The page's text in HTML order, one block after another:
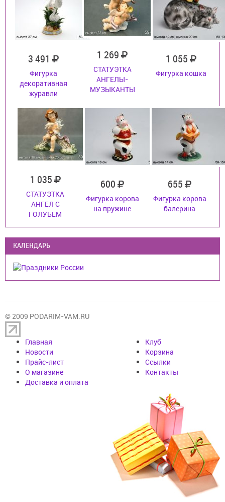
3 491
Фигурка
декоративная
журавли
1 269
СТАТУЭТКА
АНГЕЛЫ-
МУЗЫКАНТЫ
1 055
Фигурка кошка
1 035
СТАТУЭТКА
АНГЕЛ С
ГОЛУБЕМ
600
Фигурка корова
на пружине
655
Фигурка корова
балерина
КАЛЕНДАРЬ
© 2009 PODARIM-VAM.RU
Главная
Новости
Прайс-лист
О магазине
Доставка и оплата
Клуб
Корзина
Cсылки
Контакты